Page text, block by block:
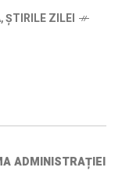
,ȘTIRILE ZILEI
ADMINISTRAȚIEI